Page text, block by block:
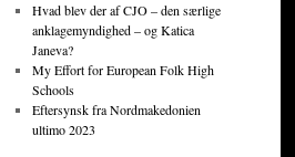
Hvad blev der af CJO – den særlige
anklagemyndighed – og Katica
Janeva?
My Effort for European Folk High
Schools
Eftersynsk fra Nordmakedonien
ultimo 2023